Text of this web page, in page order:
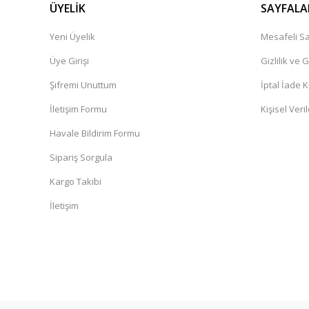
ÜYELİK
Yeni Üyelik
Üye Girişi
Şifremi Unuttum
İletişim Formu
Havale Bildirim Formu
Sipariş Sorgula
Kargo Takibi
İletişim
Mesafeli
Gizlilik ve
İptal İade
Kişisel